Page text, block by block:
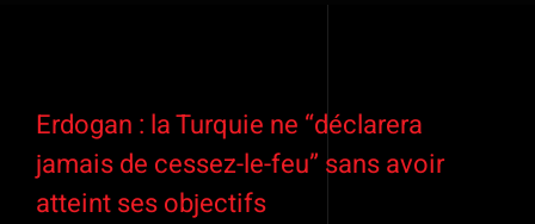
l'image
agrandie
Erdogan : la Turquie ne “déclarera
jamais de cessez-le-feu” sans avoir
atteint ses objectifs